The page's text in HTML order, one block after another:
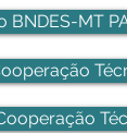
MT